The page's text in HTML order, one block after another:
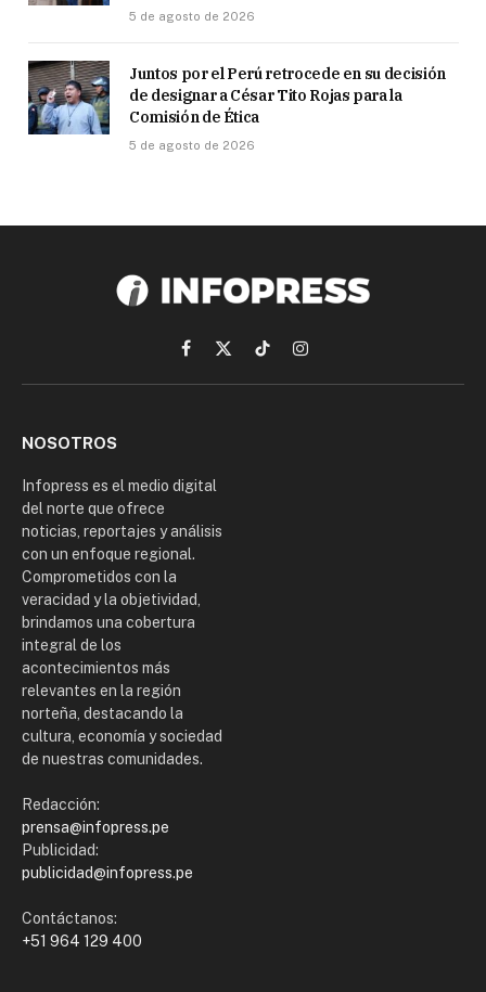
5 de agosto de 2026
Juntos por el Perú retrocede en su decisión
de designar a César Tito Rojas para la
Comisión de Ética
5 de agosto de 2026
Facebook
X
(Twitter)
TikTokInstagram
NOSOTROS
Infopress es el medio digital
del norte que ofrece
noticias, reportajes y análisis
con un enfoque regional.
Comprometidos con la
veracidad y la objetividad,
brindamos una cobertura
integral de los
acontecimientos más
relevantes en la región
norteña, destacando la
cultura, economía y sociedad
de nuestras comunidades.
Redacción:
prensa@infopress.pe
Publicidad:
publicidad@infopress.pe
Contáctanos:
+51 964 129 400